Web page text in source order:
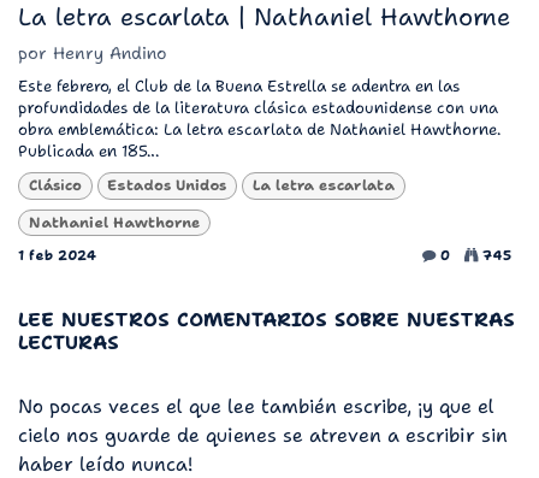
La letra escarlata | Nathaniel Hawthorne
por Henry Andino
Este febrero, el Club de la Buena Estrella se adentra en las
profundidades de la literatura clásica estadounidense con una
obra emblemática: La letra escarlata de Nathaniel Hawthorne.
Publicada en 185...
Clásico Estados Unidos
La letra escarlata
Nathaniel Hawthorne
1 feb 2024
0 745
LEE NUESTROS COMENTARIOS SOBRE NUESTRAS
LECTURAS
No pocas veces el que lee también escribe, ¡y que el
cielo nos guarde de quienes se atreven a escribir sin
haber leído nunca!